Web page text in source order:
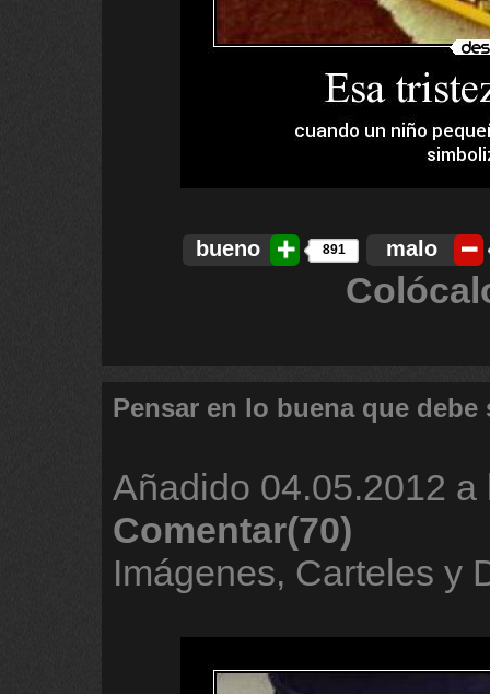
bueno 891 malo
Pensar en lo buena que debe
Añadido 04.05.2012 a
Comentar(70)
Imágenes, Carteles y